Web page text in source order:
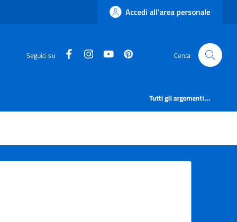
Accedi all'area personale
Seguici su facebookinstagramcanale youtube Cerca
Tutti gli argomenti...